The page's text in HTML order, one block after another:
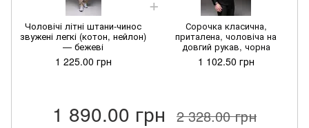
Чоловічі літні штани-чинос
звужені легкі (котон, нейлон)
— бежеві
1 225.00 грн
Сорочка класична,
приталена, чоловіча на
довгий рукав, чорна
1 102.50 грн
1 890.00 грн 2 328.00 грн